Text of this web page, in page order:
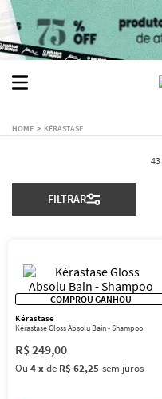
KÉRASTASE
43
FILTRAR
COMPROU GANHOU
Kérastase
Kérastase Gloss Absolu Bain - Shampoo
R$249,00
Ou 4xde R$ 62,25 sem juros